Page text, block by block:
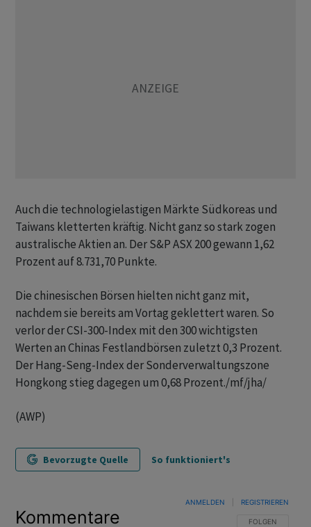
Auch die technologielastigen Märkte Südkoreas und
Taiwans kletterten kräftig. Nicht ganz so stark zogen
australische Aktien an. Der S&P ASX 200 gewann 1,62
Prozent auf 8.731,70 Punkte.
Die chinesischen Börsen hielten nicht ganz mit,
nachdem sie bereits am Vortag geklettert waren. So
verlor der CSI-300-Index mit den 300 wichtigsten
Werten an Chinas Festlandbörsen zuletzt 0,3 Prozent.
Der Hang-Seng-Index der Sonderverwaltungszone
Hongkong stieg dagegen um 0,68 Prozent./mf/jha/
(AWP)
Bevorzugte Quelle So funktioniert's
Kommentare FOLGE DIESER
FOLGEN
ANMELDEN REGISTRIEREN